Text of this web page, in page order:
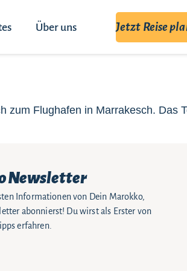
Über uns Jetzt Reise
zum Flughafen in Marrakesch. Das
Newsletter
Informationen von Dein Marokko,
abonnierst! Du wirst als Erster von
erfahren.